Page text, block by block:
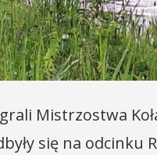
Mistrzostwa
się na odcinku